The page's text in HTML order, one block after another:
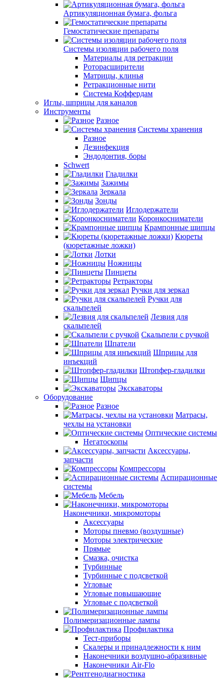
Артикуляционная бумага, фольга
Гемостатические препараты
Системы изоляции рабочего поля
Материалы для ретракции
Роторасширители
Матрицы, клинья
Ретракционные нити
Система Коффердам
Иглы, шприцы для каналов
Инструменты
Разное
Системы хранения
Разное
Дезинфекция
Эндодонтия, боры
Schwert
Гладилки
Зажимы
Зеркала
Зонды
Иглодержатели
Коронкосниматели
Крампонные щипцы
Кюреты
(кюретажные ложки)
Лотки
Ножницы
Пинцеты
Ретракторы
Ручки для зеркал
Ручки для
скальпелей
Лезвия для
скальпелей
Скальпели с ручкой
Шпатели
Шприцы для
инъекций
Штопфер-гладилки
Щипцы
Экскаваторы
Оборудование
Разное
Матрасы,
чехлы на установки
Оптические системы
Негатоскопы
Аксессуары,
запчасти
Компрессоры
Аспирационные
системы
Мебель
Наконечники, микромоторы
Аксессуары
Моторы пневмо (воздушные)
Моторы электрические
Прямые
Смазка, очистка
Турбинные
Турбинные с подсветкой
Угловые
Угловые повышающие
Угловые с подсветкой
Полимеризационные лампы
Профилактика
Тест-приборы
Скалеры и принадлежности к ним
Наконечники воздушно-абразивные
Наконечники Air-Flo